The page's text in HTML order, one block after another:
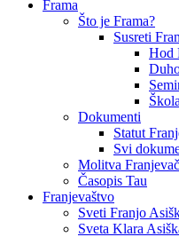
Frama
Što je Frama?
Susreti
Hod
Dokumenti
Statut
Svi
Molitva
Časopis Tau
Franjevaštvo
Sveti Franjo
Sveta Klara